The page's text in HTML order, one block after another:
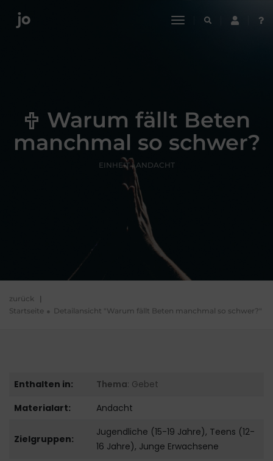
toggle
Warum fällt Beten
manchmal so schwer?
EINHEIT | ANDACHT
zurück |
Startseite
Detailansicht "Warum fällt Beten manchmal so schwer?"
Enthalten in: Thema: Gebet
Materialart:
Andacht
Zielgruppen:
Jugendliche (15-19 Jahre), Teens (12-
16 Jahre), Junge Erwachsene